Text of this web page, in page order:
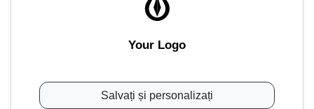
Your Logo
Salvați și personalizați